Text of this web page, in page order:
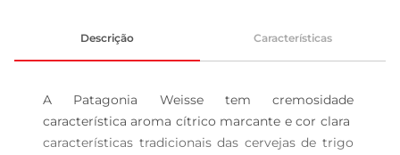
Descrição Características
A Patagonia Weisse tem cremosidade
característica aroma cítrico marcante e cor clara
características tradicionais das cervejas de trigo